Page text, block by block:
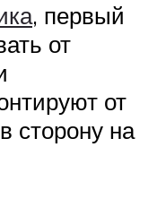
, первый
от
от
сторону на